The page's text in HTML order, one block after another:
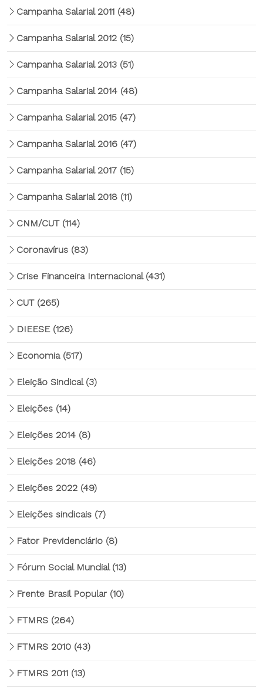
Campanha Salarial 2011 (48)
Campanha Salarial 2012 (15)
Campanha Salarial 2013 (51)
Campanha Salarial 2014 (48)
Campanha Salarial 2015 (47)
Campanha Salarial 2016 (47)
Campanha Salarial 2017 (15)
Campanha Salarial 2018 (11)
CNM/CUT (114)
Coronavírus (83)
Crise Financeira Internacional (431)
CUT (265)
DIEESE (126)
Economia (517)
Eleição Sindical (3)
Eleições (14)
Eleições 2014 (8)
Eleições 2018 (46)
Eleições 2022 (49)
Eleições sindicais (7)
Fator Previdenciário (8)
Fórum Social Mundial (13)
Frente Brasil Popular (10)
FTMRS (264)
FTMRS 2010 (43)
FTMRS 2011 (13)